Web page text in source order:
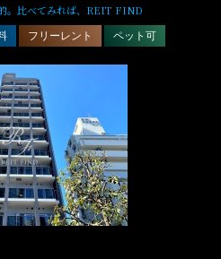
。比べてみれば、REIT FIND
フリーレント ペット可